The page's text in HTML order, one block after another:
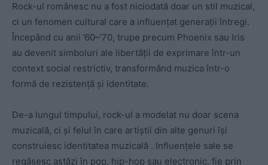
Rock-ul românesc nu a fost niciodată doar un stil muzical,
ci un fenomen cultural care a influențat generații întregi.
Începând cu anii ’60–’70, trupe precum Phoenix sau Iris
au devenit simboluri ale libertății de exprimare într-un
context social restrictiv, transformând muzica într-o
formă de rezistență și identitate.
De-a lungul timpului, rock-ul a modelat nu doar scena
muzicală, ci și felul în care artiștii din alte genuri își
construiesc identitatea muzicală . Influențele sale se
regăsesc astăzi în pop, hip-hop sau electronic, fie prin